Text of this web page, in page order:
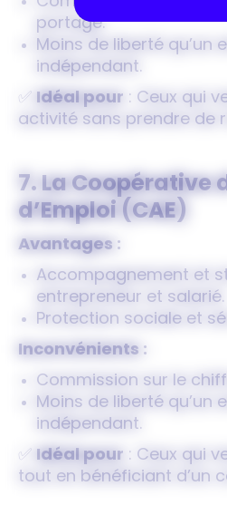
portage.
Moins de liberté qu’un
indépendant.
✅ Idéal pour : Ceux qui
activité sans prendre de
7. La Coopérative
d’Emploi (CAE)
Avantages :
Accompagnement et
entrepreneur et salarié.
Protection sociale et
Inconvénients :
Commission sur le
Moins de liberté qu’un
indépendant.
✅ Idéal pour : Ceux qui
tout en bénéficiant d’un